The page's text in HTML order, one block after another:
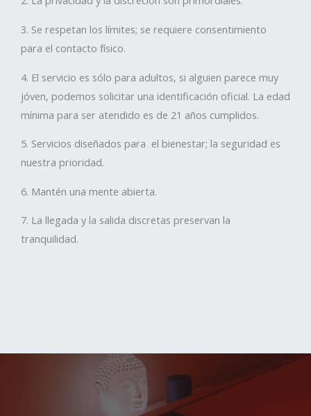
3. Se respetan los límites; se requiere consentimiento
para el contacto físico.
4. El servicio es sólo para adultos, si alguien parece muy
jóven, podemos solicitar una identificación oficial. La edad
mínima para ser atendido es de 21 años cumplidos.
5. Servicios diseñados para el bienestar; la seguridad es
nuestra prioridad.
6. Mantén una mente abierta.
7. La llegada y la salida discretas preservan la
tranquilidad.